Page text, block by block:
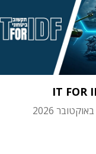
IT FOR